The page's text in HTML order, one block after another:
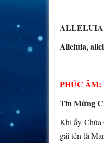
Alleluia,
PHÚC ÂM:
Tin Mừng
Khi ấy Chúa
gái tên là